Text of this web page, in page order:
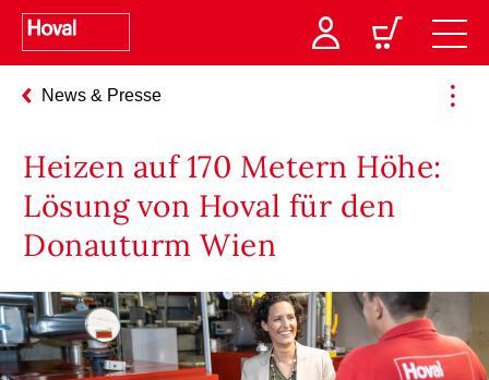
News & Presse
Heizen auf 170 Metern Höhe:
Lösung von Hoval für den
Donauturm Wien